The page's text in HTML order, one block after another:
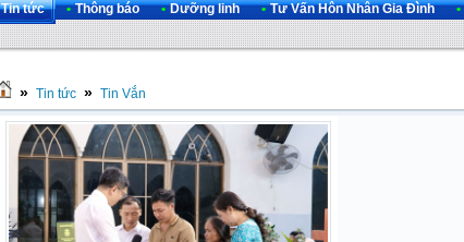
Tin tức • Thông báo • Dưỡng linh • Tư Vấn Hôn Nhân Gia Đình •
» Tin tức » Tin Vắn